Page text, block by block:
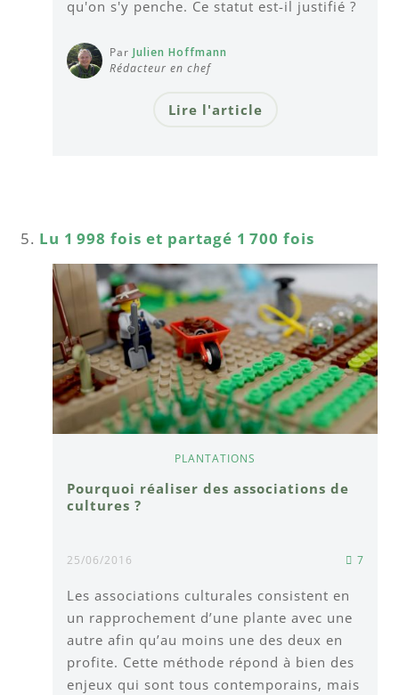
qu'on s'y penche. Ce statut est-il justifié ?
Par Julien Hoffmann
Rédacteur en chef
Lire l'article
Lu 1 998 fois et partagé 1 700 fois
PLANTATIONS
Pourquoi réaliser des associations de
cultures ?
25/06/2016 7
Les associations culturales consistent en
un rapprochement d’une plante avec une
autre afin qu’au moins une des deux en
profite. Cette méthode répond à bien des
enjeux qui sont tous contemporains, mais